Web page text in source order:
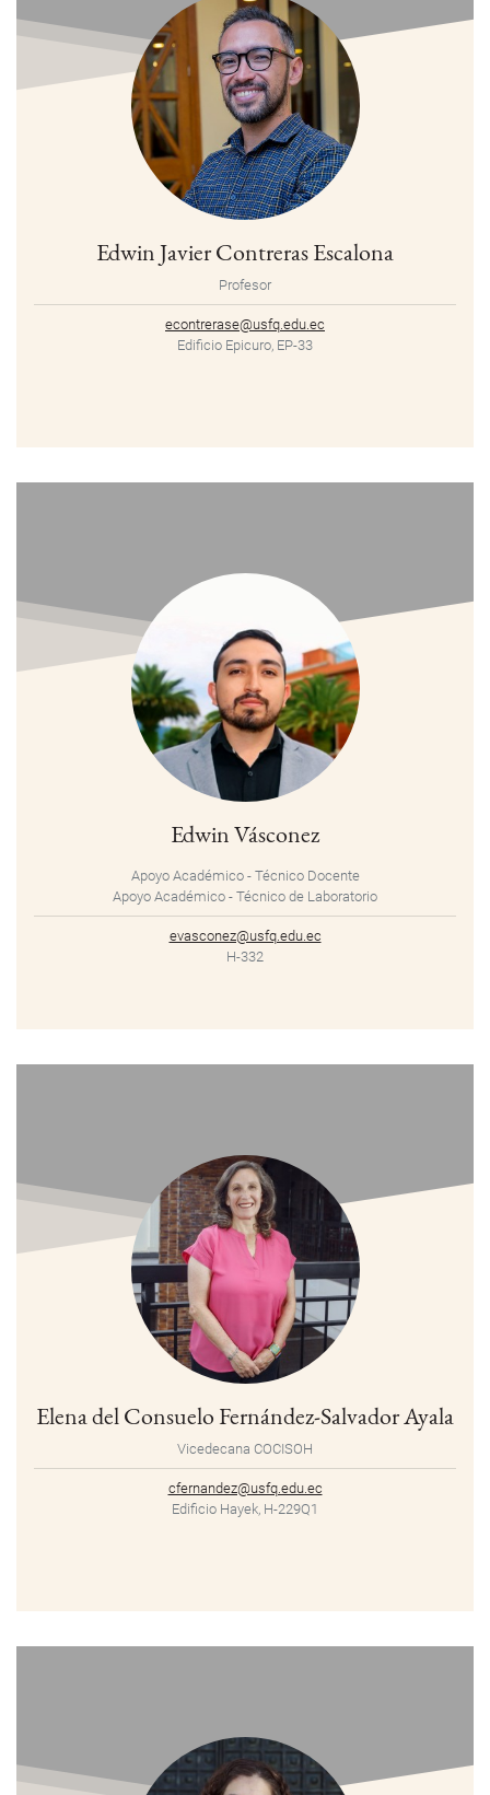
Edwin Javier Contreras Escalona
Profesor
econtrerase@usfq.edu.ec
Edificio Epicuro, EP-33
Edwin Vásconez
Apoyo Académico - Técnico Docente
Apoyo Académico - Técnico de Laboratorio
evasconez@usfq.edu.ec
H-332
Elena del Consuelo Fernández-Salvador Ayala
Vicedecana COCISOH
cfernandez@usfq.edu.ec
Edificio Hayek, H-229Q1